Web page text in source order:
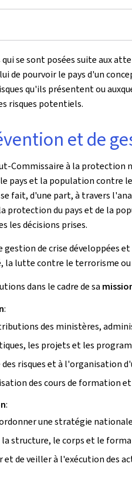
qui se sont posées suite aux
de pourvoir le pays d'un
qu'ils présentent ou
risques potentiels.
et de
Commissaire à la
pays et la population contre
se fait, d'une part, à travers
protection du pays et de la
les décisions prises.
gestion de crise développées
la lutte contre le terrorisme
dans le cadre de sa
:
des ministères,
les projets et les
risques et à l'organisation
des cours de formation et
:
une stratégie
structure, le corps et le
et de veiller à l'exécution des